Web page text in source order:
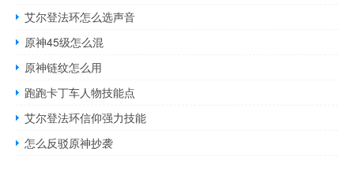
艾尔登法环怎么选声音
原神45级怎么混
原神链纹怎么用
跑跑卡丁车人物技能点
艾尔登法环信仰强力技能
怎么反驳原神抄袭